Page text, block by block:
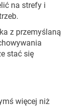
na strefy i
z przemyślaną
stać się
więcej niż